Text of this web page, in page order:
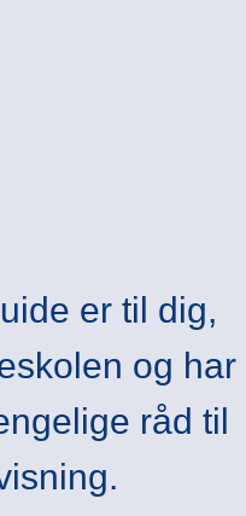
er til dig,
og har
råd til